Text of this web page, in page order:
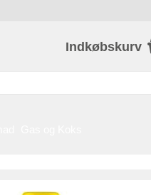
Indkøbskurv